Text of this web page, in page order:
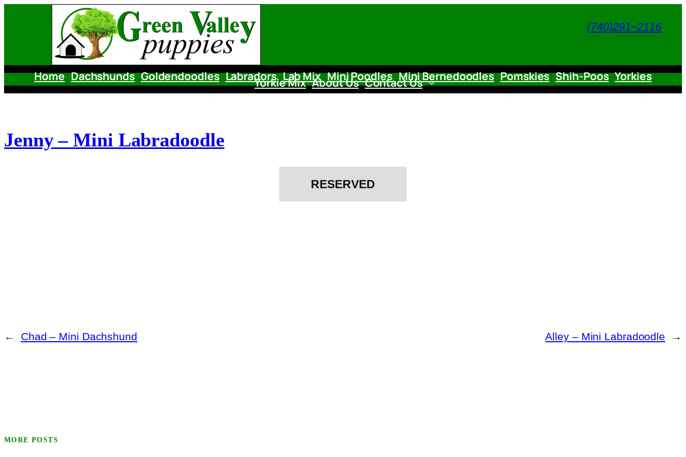
(740)291−2116
Home Dachshunds Goldendoodles Labradors Lab Mix Mini Poodles Mini Bernedoodles Pomskies Shih-Poos Yorkies
Yorkie Mix About Us Contact Us
Jenny – Mini Labradoodle
RESERVED
← Chad – Mini Dachshund Alley – Mini Labradoodle →
MORE POSTS